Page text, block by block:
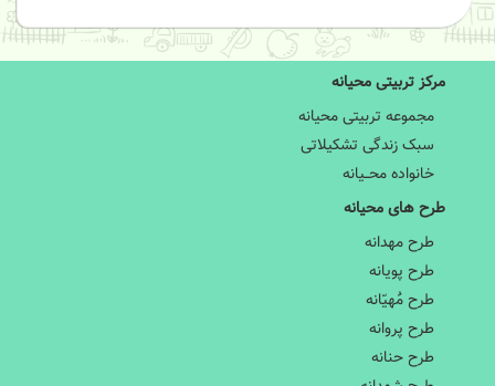
مرکز تربیتی محیانه
مجموعه تربیتی محیانه
سبک زندگی تشکیلاتی
خانواده محــیانه
طرح های محیانه
طرح مهدانه
طرح پویانه
طرح مَُهیّانه
طرح پروانه
طرح حنانه